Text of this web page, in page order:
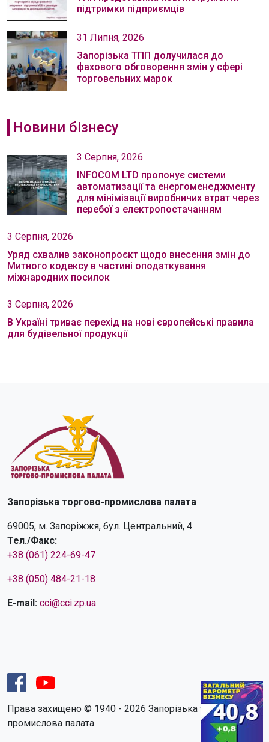
підтримки підприємців
31 Липня, 2026
Запорізька ТПП долучилася до
фахового обговорення змін у сфері
торговельних марок
Новини бізнесу
3 Серпня, 2026
INFOCOM LTD пропонує системи
автоматизації та енергоменеджменту
для мінімізації виробничих втрат через
перебої з електропостачанням
3 Серпня, 2026
Уряд схвалив законопроєкт щодо внесення змін до
Митного кодексу в частині оподаткування
міжнародних посилок
3 Серпня, 2026
В Україні триває перехід на нові європейські правила
для будівельної продукції
Запорізька торгово-промислова палата
69005, м. Запоріжжя, бул. Центральний, 4
Тел./Факс:
+38 (061) 224-69-47
+38 (050) 484-21-18
E-mail: cci@cci.zp.ua
Права захищено © 1940 - 2026 Запорізька торгово-
промислова палата